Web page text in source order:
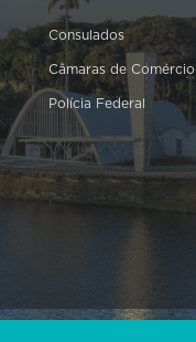
Consulados
Câmaras de Comércio
Polícia Federal